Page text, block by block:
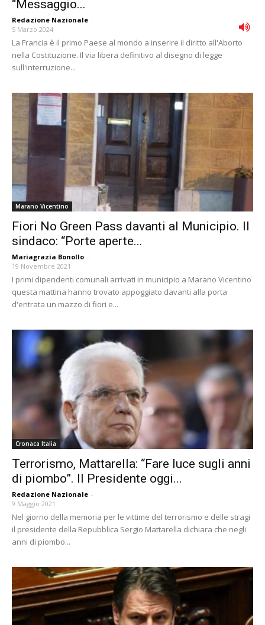
“Messaggio...
Redazione Nazionale -
5 Marzo 2024
La Francia è il primo Paese al mondo a inserire il diritto all'Aborto
nella Costituzione. Il via libera definitivo al disegno di legge
sull'interruzione...
Marano Vicentino
Fiori No Green Pass davanti al Municipio. Il
sindaco: “Porte aperte...
Mariagrazia Bonollo -
19 Novembre 2021
I primi dipendenti comunali arrivati in municipio a Marano Vicentino
questa mattina hanno trovato appoggiato davanti alla porta
d'entrata un mazzo di fiori e...
Cronaca Italia
Terrorismo, Mattarella: “Fare luce sugli anni
di piombo”. Il Presidente oggi...
Redazione Nazionale -
9 Maggio 2021
Nel giorno della memoria per le vittime del terrorismo e delle stragi
il presidente della Repubblica Sergio Mattarella dichiara che negli
anni di piombo...